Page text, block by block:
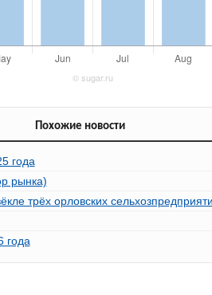
Похожие новости
года
рынка)
трёх орловских
года